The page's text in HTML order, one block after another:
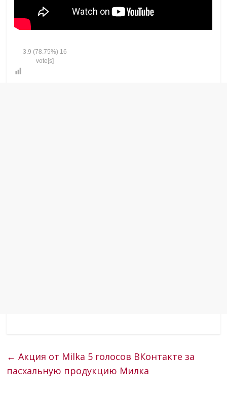
3.9 (78.75%) 16
vote[s]
← Акция от Milka 5 голосов ВКонтакте за
пасхальную продукцию Милка